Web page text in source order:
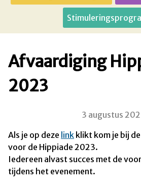
Afvaardiging
2023
3 augustus
Als je op deze link klikt kom je bij
voor de Hippiade 2023.
Iedereen alvast succes met de
tijdens het evenement.